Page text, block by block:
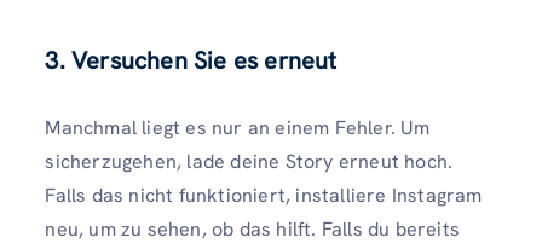
3. Versuchen Sie es erneut
Manchmal liegt es nur an einem Fehler. Um
sicherzugehen, lade deine Story erneut hoch.
Falls das nicht funktioniert, installiere Instagram
neu, um zu sehen, ob das hilft. Falls du bereits